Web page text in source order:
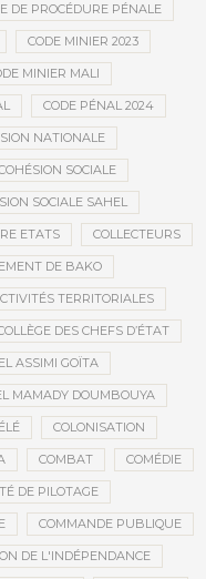
DE PROCÉDURE PÉNALE
CODE MINIER 2023
MINIER MALI
CODE PÉNAL 2024
NATIONALE
SOCIALE
SOCIALE SAHEL
ETATS COLLECTEURS
DE BAKO
TERRITORIALES
DES CHEFS D’ÉTAT
ASSIMI GOÏTA
MAMADY DOUMBOUYA
COLONISATION
COMBAT COMÉDIE
DE PILOTAGE
COMMANDE PUBLIQUE
DE L'INDÉPENDANCE